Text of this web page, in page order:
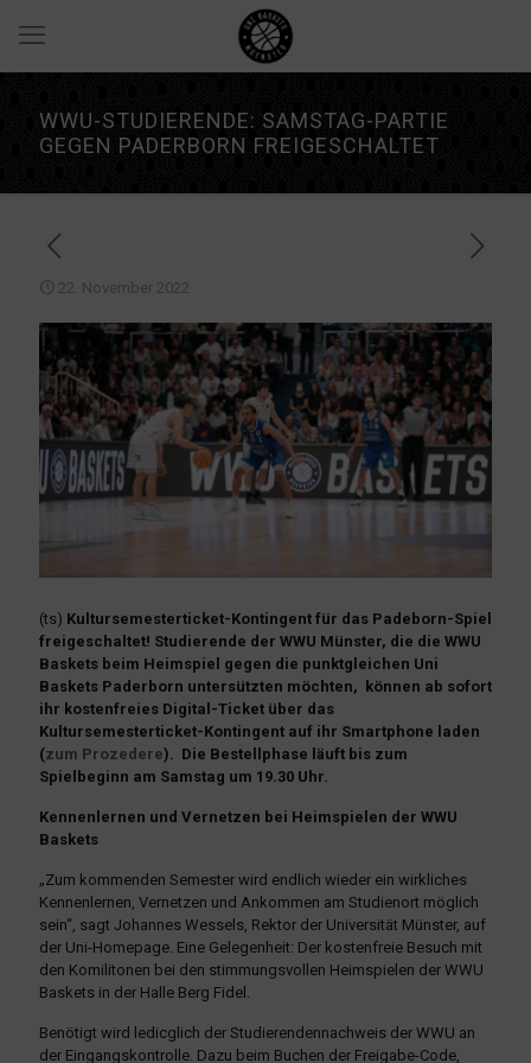
WWU-STUDIERENDE: SAMSTAG-PARTIE
GEGEN PADERBORN FREIGESCHALTET
22. November 2022
(ts) Kultursemesterticket-Kontingent für das Padeborn-Spiel
freigeschaltet! Studierende der WWU Münster, die die WWU
Baskets beim Heimspiel gegen die punktgleichen Uni
Baskets Paderborn untersützten möchten, können ab sofort
ihr kostenfreies Digital-Ticket über das
Kultursemesterticket-Kontingent auf ihr Smartphone laden
(zum Prozedere). Die Bestellphase läuft bis zum
Spielbeginn am Samstag um 19.30 Uhr.
Kennenlernen und Vernetzen bei Heimspielen der WWU
Baskets
„Zum kommenden Semester wird endlich wieder ein wirkliches
Kennenlernen, Vernetzen und Ankommen am Studienort möglich
sein“, sagt Johannes Wessels, Rektor der Universität Münster, auf
der Uni-Homepage. Eine Gelegenheit: Der kostenfreie Besuch mit
den Komilitonen bei den stimmungsvollen Heimspielen der WWU
Baskets in der Halle Berg Fidel.
Benötigt wird ledicglich der Studierendennachweis der WWU an
der Eingangskontrolle. Dazu beim Buchen der Freigabe-Code,